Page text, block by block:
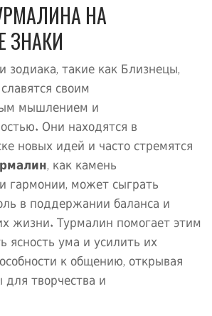
НА
ЗНАКИ
зодиака, такие как Близнецы,
своим
мышлением и
Они находятся в
новых идей и часто стремятся
, как камень
гармонии, может сыграть
в поддержании баланса и
жизни. Турмалин помогает этим
ясность ума и усилить их
к общению, открывая
творчества и